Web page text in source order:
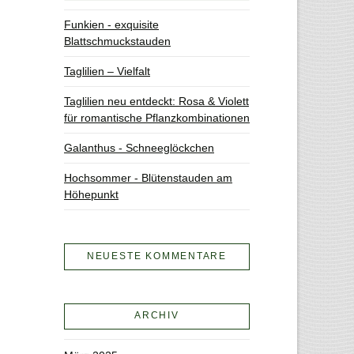
Funkien - exquisite
Blattschmuckstauden
Taglilien – Vielfalt
Taglilien neu entdeckt: Rosa & Violett
für romantische Pflanzkombinationen
Galanthus - Schneeglöckchen
Hochsommer - Blütenstauden am
Höhepunkt
NEUESTE KOMMENTARE
ARCHIV